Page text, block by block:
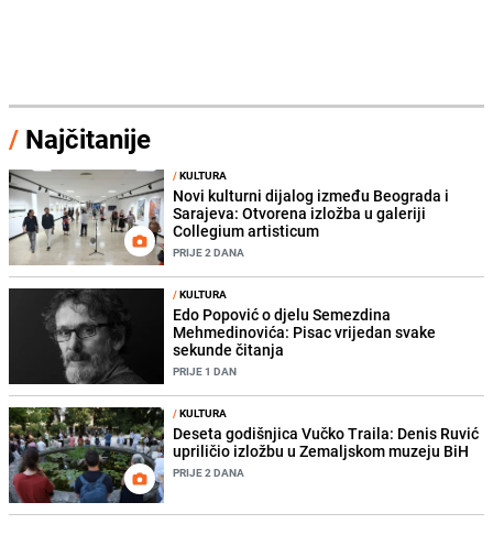
/ Najčitanije
/KULTURA
Novi kulturni dijalog između Beograda i
Sarajeva: Otvorena izložba u galeriji
Collegium artisticum
PRIJE 2 DANA
/KULTURA
Edo Popović o djelu Semezdina
Mehmedinovića: Pisac vrijedan svake
sekunde čitanja
PRIJE 1 DAN
/KULTURA
Deseta godišnjica Vučko Traila: Denis Ruvić
upriličio izložbu u Zemaljskom muzeju BiH
PRIJE 2 DANA